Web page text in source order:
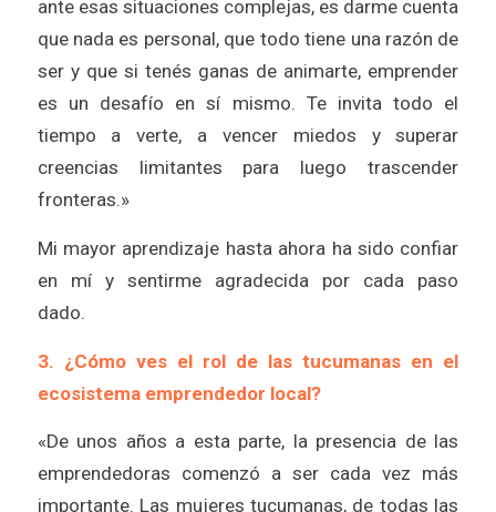
ante esas situaciones complejas, es darme cuenta
que nada es personal, que todo tiene una razón de
ser y que si tenés ganas de animarte, emprender
es un desafío en sí mismo. Te invita todo el
tiempo a verte, a vencer miedos y superar
creencias limitantes para luego trascender
fronteras.»
Mi mayor aprendizaje hasta ahora ha sido confiar
en mí y sentirme agradecida por cada paso
dado.
3. ¿Cómo ves el rol de las tucumanas en el
ecosistema emprendedor local?
«De unos años a esta parte, la presencia de las
emprendedoras comenzó a ser cada vez más
importante. Las mujeres tucumanas, de todas las